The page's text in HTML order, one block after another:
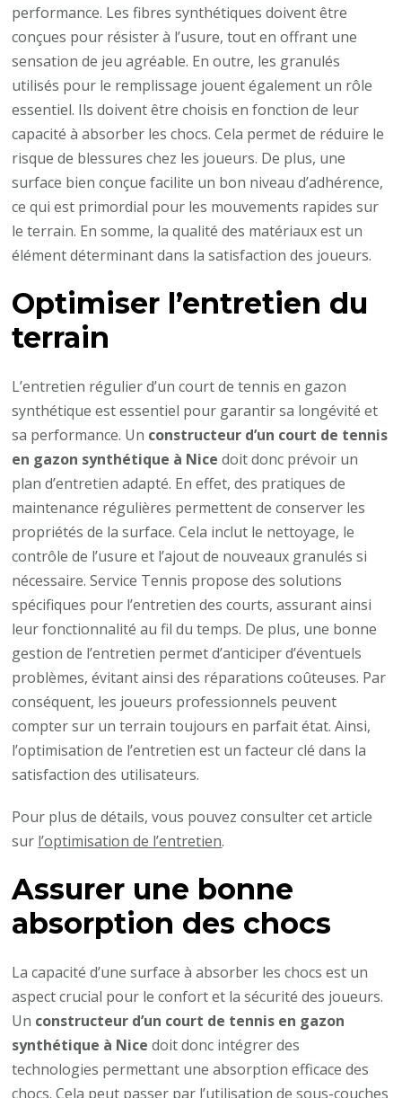
performance. Les fibres synthétiques doivent être
conçues pour résister à l’usure, tout en offrant une
sensation de jeu agréable. En outre, les granulés
utilisés pour le remplissage jouent également un rôle
essentiel. Ils doivent être choisis en fonction de leur
capacité à absorber les chocs. Cela permet de réduire le
risque de blessures chez les joueurs. De plus, une
surface bien conçue facilite un bon niveau d’adhérence,
ce qui est primordial pour les mouvements rapides sur
le terrain. En somme, la qualité des matériaux est un
élément déterminant dans la satisfaction des joueurs.
Optimiser l’entretien du
terrain
L’entretien régulier d’un court de tennis en gazon
synthétique est essentiel pour garantir sa longévité et
sa performance. Un constructeur d’un court de tennis
en gazon synthétique à Nice doit donc prévoir un
plan d’entretien adapté. En effet, des pratiques de
maintenance régulières permettent de conserver les
propriétés de la surface. Cela inclut le nettoyage, le
contrôle de l’usure et l’ajout de nouveaux granulés si
nécessaire. Service Tennis propose des solutions
spécifiques pour l’entretien des courts, assurant ainsi
leur fonctionnalité au fil du temps. De plus, une bonne
gestion de l’entretien permet d’anticiper d’éventuels
problèmes, évitant ainsi des réparations coûteuses. Par
conséquent, les joueurs professionnels peuvent
compter sur un terrain toujours en parfait état. Ainsi,
l’optimisation de l’entretien est un facteur clé dans la
satisfaction des utilisateurs.
Pour plus de détails, vous pouvez consulter cet article
sur l’optimisation de l’entretien.
Assurer une bonne
absorption des chocs
La capacité d’une surface à absorber les chocs est un
aspect crucial pour le confort et la sécurité des joueurs.
Un constructeur d’un court de tennis en gazon
synthétique à Nice doit donc intégrer des
technologies permettant une absorption efficace des
chocs. Cela peut passer par l’utilisation de sous-couches